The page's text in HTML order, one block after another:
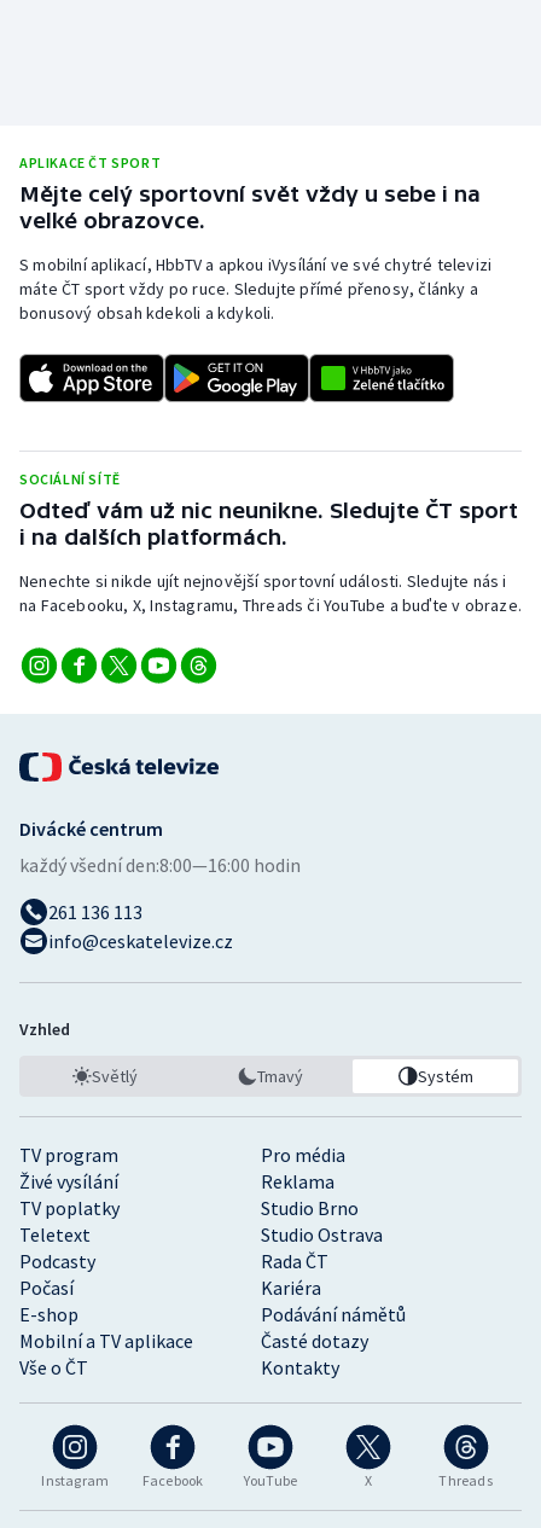
Volejbal
Ostatní
APLIKACE ČT SPORT
Mějte celý sportovní svět vždy u sebe i na
velké obrazovce.
S mobilní aplikací, HbbTV a apkou iVysílání ve své chytré televizi
máte ČT sport vždy po ruce. Sledujte přímé přenosy, články a
bonusový obsah kdekoli a kdykoli.
SOCIÁLNÍ SÍTĚ
Odteď vám už nic neunikne. Sledujte ČT sport
i na dalších platformách.
Nenechte si nikde ujít nejnovější sportovní události. Sledujte nás i
na Facebooku, X, Instagramu, Threads či YouTube a buďte v obraze.
Instagram Facebook YouTube X Threads
TV program
Pro média
Živé vysílání
Reklama
TV poplatky
Studio Brno
Teletext
Studio Ostrava
Podcasty
Rada ČT
Počasí
Kariéra
E-shop
Podávání námětů
Mobilní a TV aplikace
Časté dotazy
Vše o ČT
Kontakty
Divácké centrum
každý všední den:8:00—16:00 hodin
261 136 113
info@ceskatelevize.cz
Vzhled
Světlý Tmavý Systém